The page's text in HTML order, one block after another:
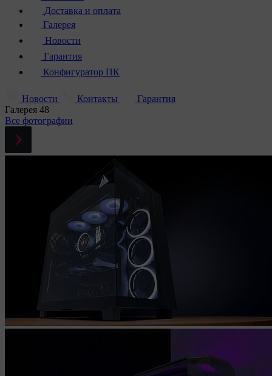
Доставка и оплата
Галерея
Новости
Гарантия
Конфигуратор ПК
Новости Контакты
Гарантия
Галерея 48
Все фотографии